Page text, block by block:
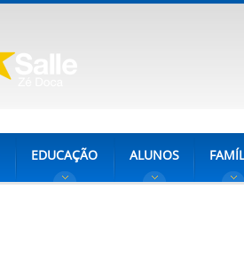
EDUCAÇÃO ALUNOS